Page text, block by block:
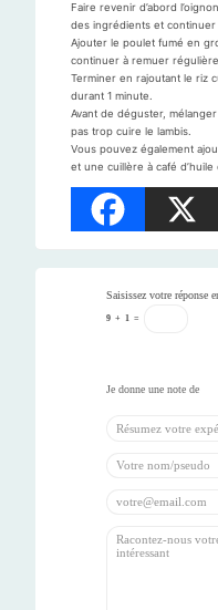
Faire revenir d’abord
des ingrédients et continuer
Ajouter le poulet fumé en
continuer à remuer
Terminer en rajoutant le riz
durant 1 minute.
Avant de déguster,
pas trop cuire le lambis.
Vous pouvez également
et une cuillère à café d’huile
Saisissez votre réponse
9 + 1 =